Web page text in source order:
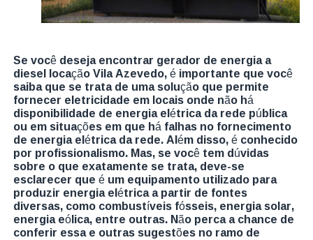
Se você deseja encontrar gerador de energia a
diesel locação Vila Azevedo, é importante que você
saiba que se trata de uma solução que permite
fornecer eletricidade em locais onde não há
disponibilidade de energia elétrica da rede pública
ou em situações em que há falhas no fornecimento
de energia elétrica da rede. Além disso, é conhecido
por profissionalismo. Mas, se você tem dúvidas
sobre o que exatamente se trata, deve-se
esclarecer que é um equipamento utilizado para
produzir energia elétrica a partir de fontes
diversas, como combustíveis fósseis, energia solar,
energia eólica, entre outras. Não perca a chance de
conferir essa e outras sugestões no ramo de